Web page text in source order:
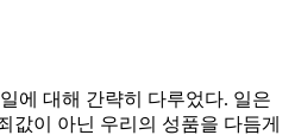
에 대해 간략히 다루었다. 일은
값이 아닌 우리의 성품을 다듬게